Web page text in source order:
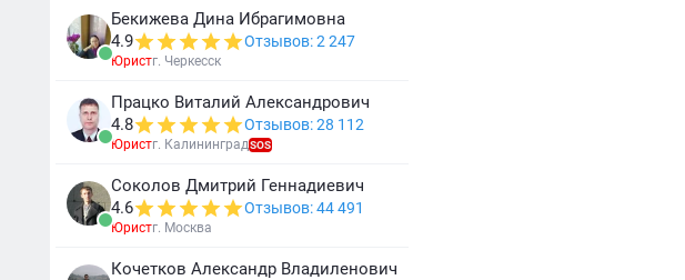
Бекижева Дина Ибрагимовна
4.9
Отзывов: 2 247
Юристг. Черкесск
Працко Виталий Александрович
4.8
Отзывов: 28 112
Юристг. КалининградSOS
Соколов Дмитрий Геннадиевич
4.6
Отзывов: 44 491
Юристг. Москва
Кочетков Александр Владиленович